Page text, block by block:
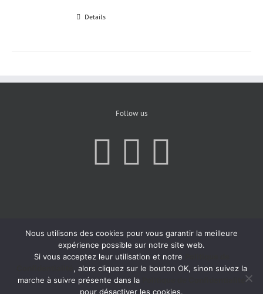
Details
Follow us
Nous utilisons des cookies pour vous garantir la meilleure
expérience possible sur notre site web.
Si vous acceptez leur utilisation et notre
, alors cliquez sur le bouton OK, sinon suivez la
marche à suivre présente dans la
pour désactiver les cookies.